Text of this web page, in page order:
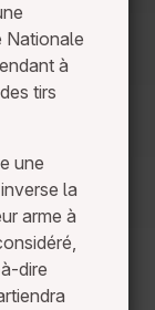
Nationale
à
tirs
une
la
arme à
dire